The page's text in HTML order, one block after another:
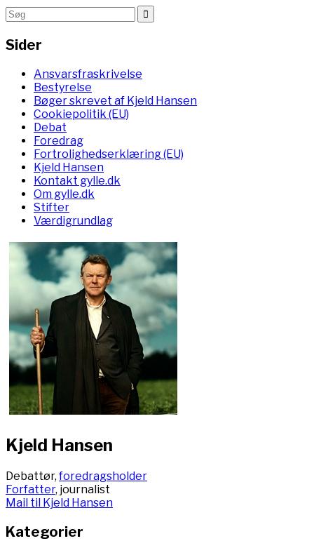
Sider
Ansvarsfraskrivelse
Bestyrelse
Bøger skrevet af Kjeld Hansen
Cookiepolitik (EU)
Debat
Foredrag
Fortrolighedserklæring (EU)
Kjeld Hansen
Kontakt gylle.dk
Om gylle.dk
Stifter
Værdigrundlag
Kjeld Hansen
Debattør,foredragsholder
Forfatter, journalist
Mail til Kjeld Hansen
Kategorier